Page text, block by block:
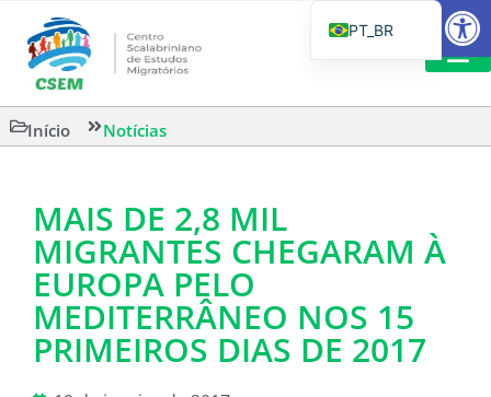
Início Notícias
MAIS DE 2,8 MIL
MIGRANTES CHEGARAM À
EUROPA PELO
MEDITERRÂNEO NOS 15
PRIMEIROS DIAS DE 2017
PT_BR
IT